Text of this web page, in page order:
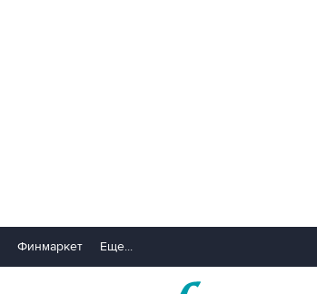
Финмаркет Еще...